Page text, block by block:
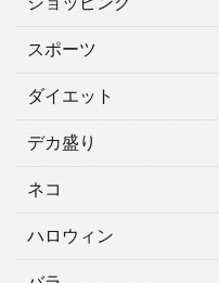
スポーツ
ダイエット
デカ盛り
ネコ
ハロウィン